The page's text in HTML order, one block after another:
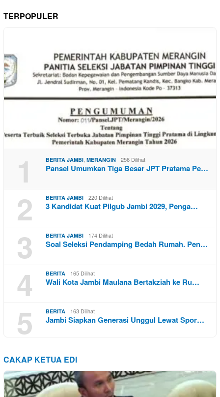
TERPOPULER
1 BERITA JAMBI MERANGIN 256 Dilihat
Pansel Umumkan Tiga Besar JPT Pratama Pe…
2 BERITA JAMBI 220 Dilihat
3 Kandidat Kuat Pilgub Jambi 2029, Penga…
3 BERITA JAMBI 174 Dilihat
Soal Seleksi Pendamping Bedah Rumah. Pen…
4 BERITA 165 Dilihat
Wali Kota Jambi Maulana Bertakziah ke Ru…
5 BERITA 163 Dilihat
Jambi Siapkan Generasi Unggul Lewat Spor…
CAKAP KETUA EDI